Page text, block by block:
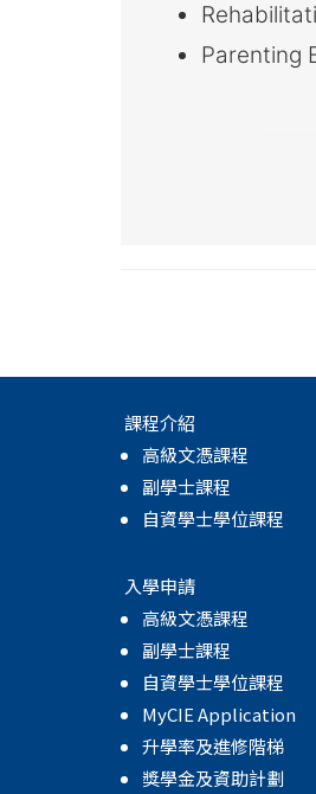
Parenting
課程介紹
高級文憑課程
副學士課程
自資學士學位課程
入學申請
高級文憑課程
副學士課程
自資學士學位課程
MyCIE Application
升學率及進修階梯
獎學金及資助計劃